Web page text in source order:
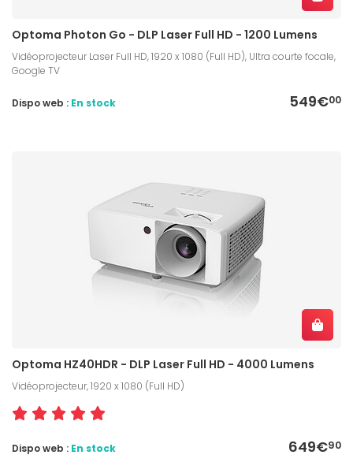
Optoma Photon Go - DLP Laser Full HD - 1200 Lumens
Vidéoprojecteur Laser Full HD, 1920 x 1080 (Full HD), Ultra courte focale,
Google TV
549€00
Dispo web : En stock
Optoma HZ40HDR - DLP Laser Full HD - 4000 Lumens
Vidéoprojecteur, 1920 x 1080 (Full HD)
649€90
Dispo web : En stock